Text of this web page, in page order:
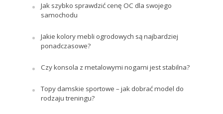
Jak szybko sprawdzić cenę OC dla swojego
samochodu
Jakie kolory mebli ogrodowych są najbardziej
ponadczasowe?
Czy konsola z metalowymi nogami jest stabilna?
Topy damskie sportowe – jak dobrać model do
rodzaju treningu?